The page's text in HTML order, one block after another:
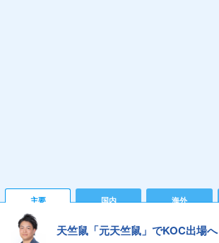
主要 国内 海外
天竺鼠「元天竺鼠」でKOC出場へ